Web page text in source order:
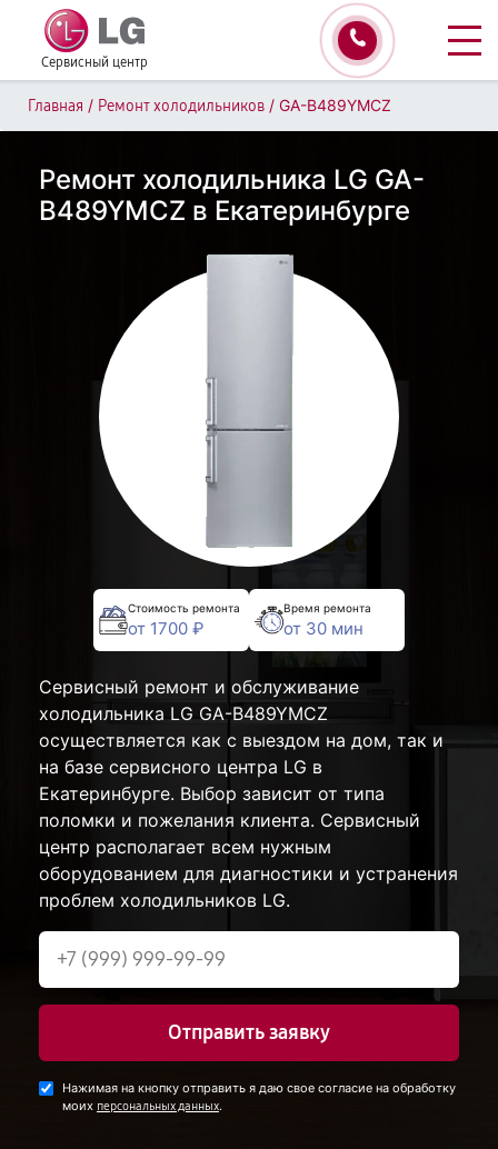
Сервисный центр
Главная / Ремонт холодильников / GA-B489YMCZ
Ремонт холодильника LG GA-
B489YMCZ в Екатеринбурге
Стоимость ремонта
от 1700 ₽
Время ремонта
от 30 мин
Сервисный ремонт и обслуживание
холодильника LG GA-B489YMCZ
осуществляется как с выездом на дом, так и
на базе сервисного центра LG в
Екатеринбурге. Выбор зависит от типа
поломки и пожелания клиента. Сервисный
центр располагает всем нужным
оборудованием для диагностики и устранения
проблем холодильников LG.
Отправить заявку
Нажимая на кнопку отправить я даю свое согласие на обработку
моих персональных данных.